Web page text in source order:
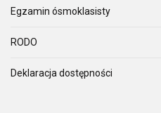
Egzamin ósmoklasisty
RODO
Deklaracja dostępności